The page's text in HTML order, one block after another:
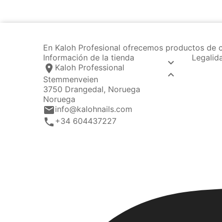
En Kaloh Profesional ofrecemos productos de
Información de la tienda


location_on Kaloh Professional
Stemmenveien
3750 Drangedal, Noruega
Noruega
emailinfo@kalohnails.com
call +34 604437227